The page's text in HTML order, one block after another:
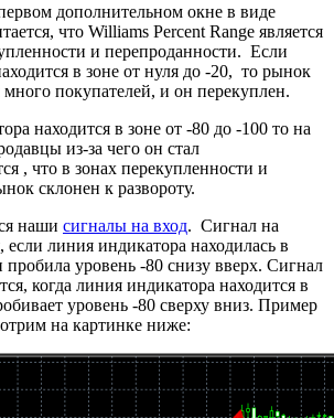
дополнительном окне в виде
что Williams Percent Range является
и перепроданности. Если
в зоне от нуля до -20, то рынок
покупателей, и он перекуплен.
находится в зоне от -80 до -100 то на
из-за чего он стал
, что в зонах перекупленности и
склонен к развороту.
наши сигналы на вход. Сигнал на
если линия индикатора находилась в
пробила уровень -80 снизу вверх. Сигнал
когда линия индикатора находится в
уровень -80 сверху вниз. Пример
на картинке ниже: